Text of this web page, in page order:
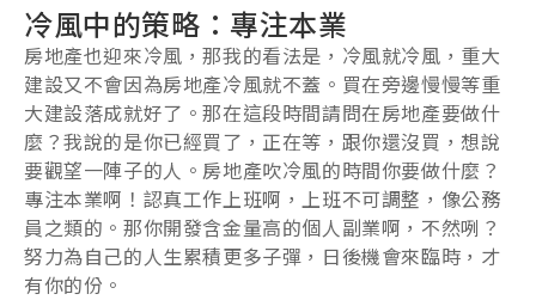
冷風中的策略：專注本業
房地產也迎來冷風，那我的看法是，冷風就冷風，重大
建設又不會因為房地產冷風就不蓋。買在旁邊慢慢等重
大建設落成就好了。那在這段時間請問在房地產要做什
麼？我說的是你已經買了，正在等，跟你還沒買，想說
要觀望一陣子的人。房地產吹冷風的時間你要做什麼？
專注本業啊！認真工作上班啊，上班不可調整，像公務
員之類的。那你開發含金量高的個人副業啊，不然咧？
努力為自己的人生累積更多子彈，日後機會來臨時，才
有你的份。